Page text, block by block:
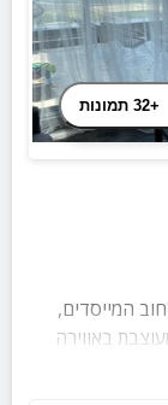
+32 תמונות
המייסדים,
באווירה
מתאימה